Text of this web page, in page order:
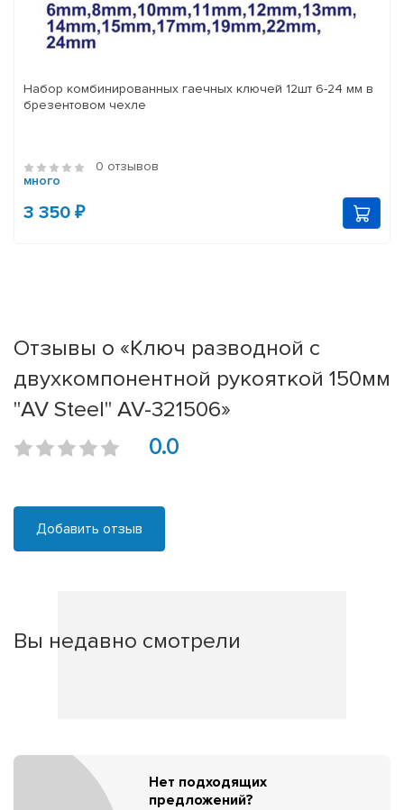
Набор комбинированных гаечных ключей 12шт 6-24 мм в
брезентовом чехле
0 отзывов
много
3 350 ₽
Отзывы о «Ключ разводной с
двухкомпонентной рукояткой 150мм
"AV Steel" AV-321506»
0.0
Добавить отзыв
Вы недавно смотрели
Нет подходящих
предложений?